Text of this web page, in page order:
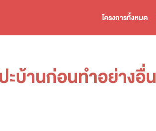
โครงการทั้งหมด
ะบ้านก่อนทำอย่างอื่น